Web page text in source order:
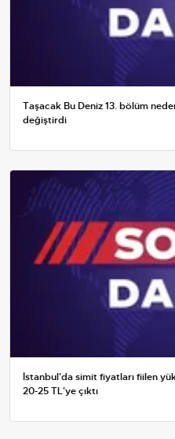
Taşacak Bu Deniz 13. bölüm
değiştirdi
İstanbul'da simit fiyatları fiilen
20-25 TL'ye çıktı